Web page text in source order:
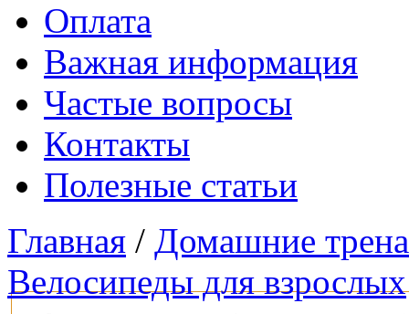
Оплата
Важная информация
Частые вопросы
Контакты
Полезные статьи
Главная / Домашние
Велосипеды для взрослых